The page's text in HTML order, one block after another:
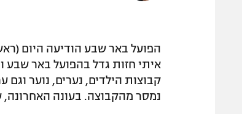
נמסר מהקבוצה. בעונה האחרונה,